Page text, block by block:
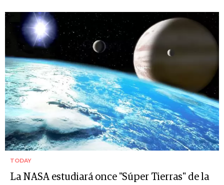
TODAY
La NASA estudiará once "Súper Tierras" de la